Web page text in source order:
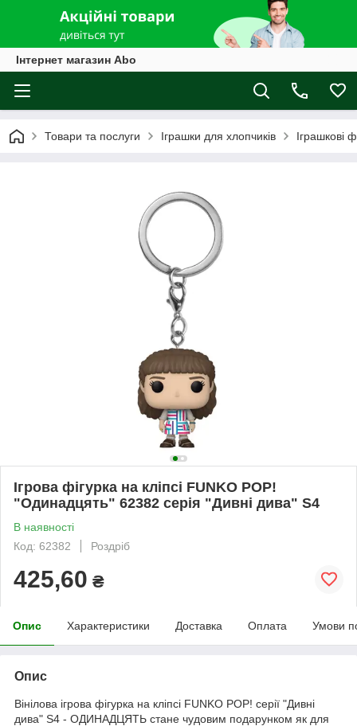
Інтернет магазин Abo
Товари та послуги Іграшки для хлопчиків Іграшкові
Ігрова фігурка на кліпсі FUNKO POP!
"Одинадцять" 62382 серія "Дивні дива" S4
В наявності
Код: 62382
Роздріб
425,60 ₴
Опис Характеристики Доставка Оплата Умови
Опис
Вінілова ігрова фігурка на кліпсі FUNKO POP! серії "Дивні
дива" S4 - ОДИНАДЦЯТЬ стане чудовим подарунком як для